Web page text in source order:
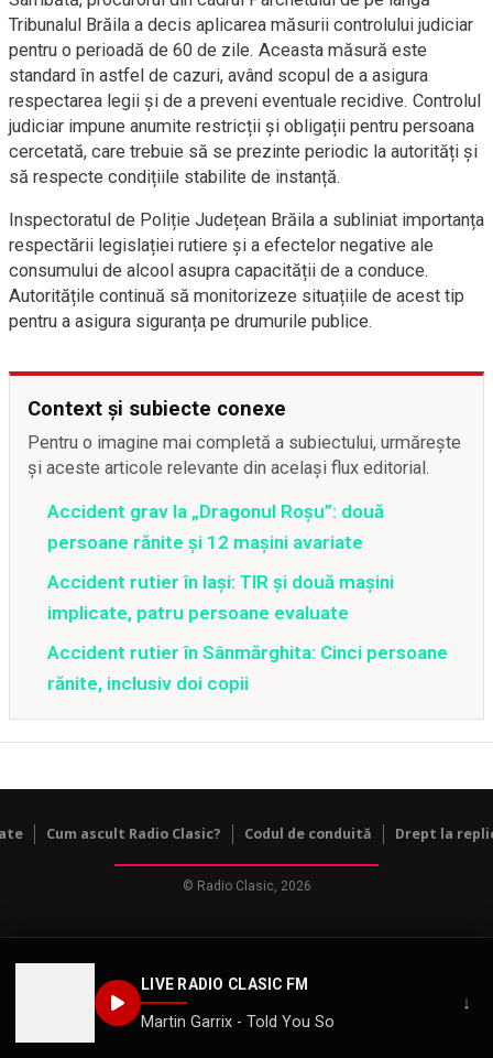
LIVE RADIO CLASIC FM
Martin Garrix - Told You So
↓
Tribunalul Brăila a decis aplicarea măsurii controlului judiciar
pentru o perioadă de 60 de zile. Aceasta măsură este
standard în astfel de cazuri, având scopul de a asigura
respectarea legii și de a preveni eventuale recidive. Controlul
judiciar impune anumite restricții și obligații pentru persoana
cercetată, care trebuie să se prezinte periodic la autorități și
să respecte condițiile stabilite de instanță.
Inspectoratul de Poliție Județean Brăila a subliniat importanța
respectării legislației rutiere și a efectelor negative ale
consumului de alcool asupra capacității de a conduce.
Autoritățile continuă să monitorizeze situațiile de acest tip
pentru a asigura siguranța pe drumurile publice.
Context și subiecte conexe
Pentru o imagine mai completă a subiectului, urmărește
și aceste articole relevante din același flux editorial.
Accident grav la „Dragonul Roșu”: două
persoane rănite și 12 mașini avariate
Accident rutier în Iași: TIR și două mașini
implicate, patru persoane evaluate
Accident rutier în Sânmărghita: Cinci persoane
rănite, inclusiv doi copii
Cum ascult Radio Clasic? Codul de conduită Drept la
© Radio Clasic, 2026